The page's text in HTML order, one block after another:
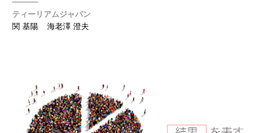
ティーリアムジャパン
関 基陽
海老澤 澄夫